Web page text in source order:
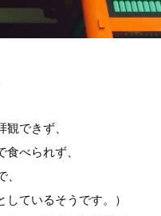
できず、
べられず、
ているそうです。）